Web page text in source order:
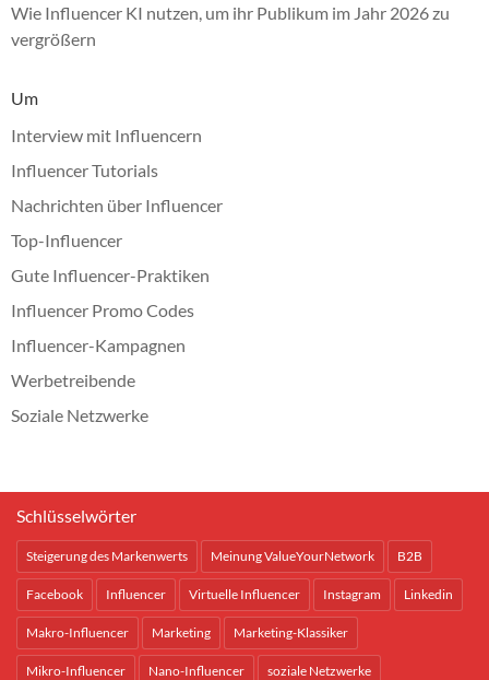
Wie Influencer KI nutzen, um ihr Publikum im Jahr 2026 zu
vergrößern
Um
Interview mit Influencern
Influencer Tutorials
Nachrichten über Influencer
Top-Influencer
Gute Influencer-Praktiken
Influencer Promo Codes
Influencer-Kampagnen
Werbetreibende
Soziale Netzwerke
Schlüsselwörter
Steigerung des Markenwerts Meinung ValueYourNetwork B2B
Facebook Influencer Virtuelle Influencer Instagram Linkedin
Makro-Influencer Marketing Marketing-Klassiker
Mikro-Influencer Nano-Influencer soziale Netzwerke